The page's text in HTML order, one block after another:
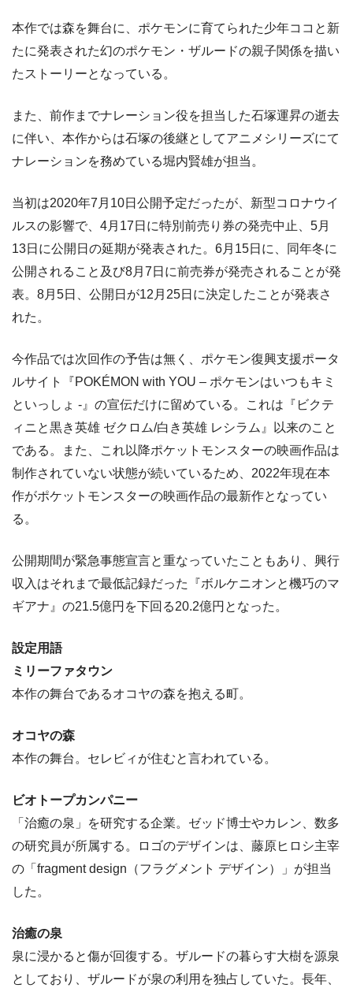
本作では森を舞台に、ポケモンに育てられた少年ココと新
たに発表された幻のポケモン・ザルードの親子関係を描い
たストーリーとなっている。
また、前作までナレーション役を担当した石塚運昇の逝去
に伴い、本作からは石塚の後継としてアニメシリーズにて
ナレーションを務めている堀内賢雄が担当。
当初は2020年7月10日公開予定だったが、新型コロナウイ
ルスの影響で、4月17日に特別前売り券の発売中止、5月
13日に公開日の延期が発表された。6月15日に、同年冬に
公開されること及び8月7日に前売券が発売されることが発
表。8月5日、公開日が12月25日に決定したことが発表さ
れた。
今作品では次回作の予告は無く、ポケモン復興支援ポータ
ルサイト『POKÉMON with YOU – ポケモンはいつもキミ
といっしょ -』の宣伝だけに留めている。これは『ビクテ
ィニと黒き英雄 ゼクロム/白き英雄 レシラム』以来のこと
である。また、これ以降ポケットモンスターの映画作品は
制作されていない状態が続いているため、2022年現在本
作がポケットモンスターの映画作品の最新作となってい
る。
公開期間が緊急事態宣言と重なっていたこともあり、興行
収入はそれまで最低記録だった『ボルケニオンと機巧のマ
ギアナ』の21.5億円を下回る20.2億円となった。
設定用語
ミリーファタウン
本作の舞台であるオコヤの森を抱える町。
オコヤの森
本作の舞台。セレビィが住むと言われている。
ビオトープカンパニー
「治癒の泉」を研究する企業。ゼッド博士やカレン、数多
の研究員が所属する。ロゴのデザインは、藤原ヒロシ主宰
の「fragment design（フラグメント デザイン）」が担当
した。
治癒の泉
泉に浸かると傷が回復する。ザルードの暮らす大樹を源泉
としており、ザルードが泉の利用を独占していた。長年、